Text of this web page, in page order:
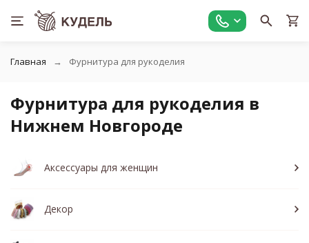
Главная Фурнитура для рукоделия
Фурнитура для рукоделия в
Нижнем Новгороде
Аксессуары для женщин
Декор